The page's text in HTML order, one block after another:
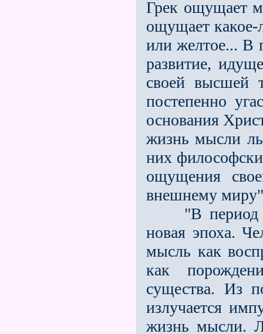
Грек ощущает
ощущает какое-
или желтое... В
развитие,
своей высшей
постепенно
основания
жизнь мысли
них
ощущения
внешнему
"В период
новая эпоха.
мысль как
как
существа. Из
излучается
жизнь мысли.